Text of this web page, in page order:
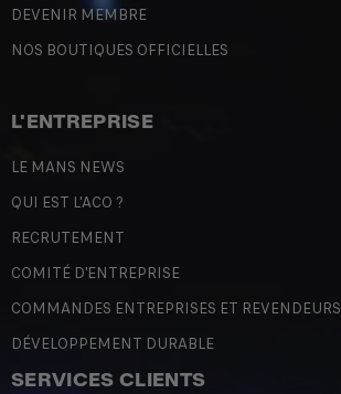
DEVENIR MEMBRE
NOS BOUTIQUES OFFICIELLES
L'ENTREPRISE
LE MANS NEWS
QUI EST L'ACO ?
RECRUTEMENT
COMITÉ D'ENTREPRISE
COMMANDES ENTREPRISES ET REVENDEURS
DÉVELOPPEMENT DURABLE
SERVICES CLIENTS